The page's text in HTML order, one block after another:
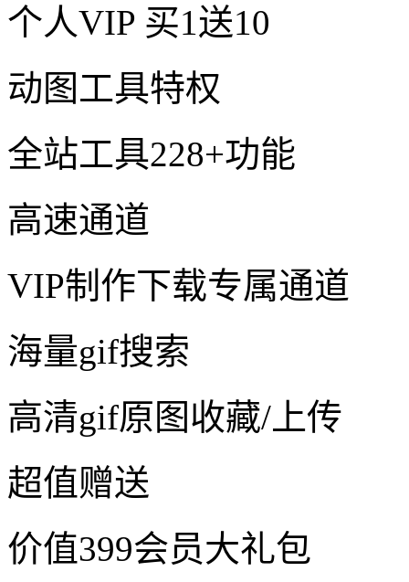
个人VIP 买1送10
动图工具特权
全站工具228+功能
高速通道
VIP制作下载专属通道
海量gif搜索
高清gif原图收藏/上传
超值赠送
价值399会员大礼包